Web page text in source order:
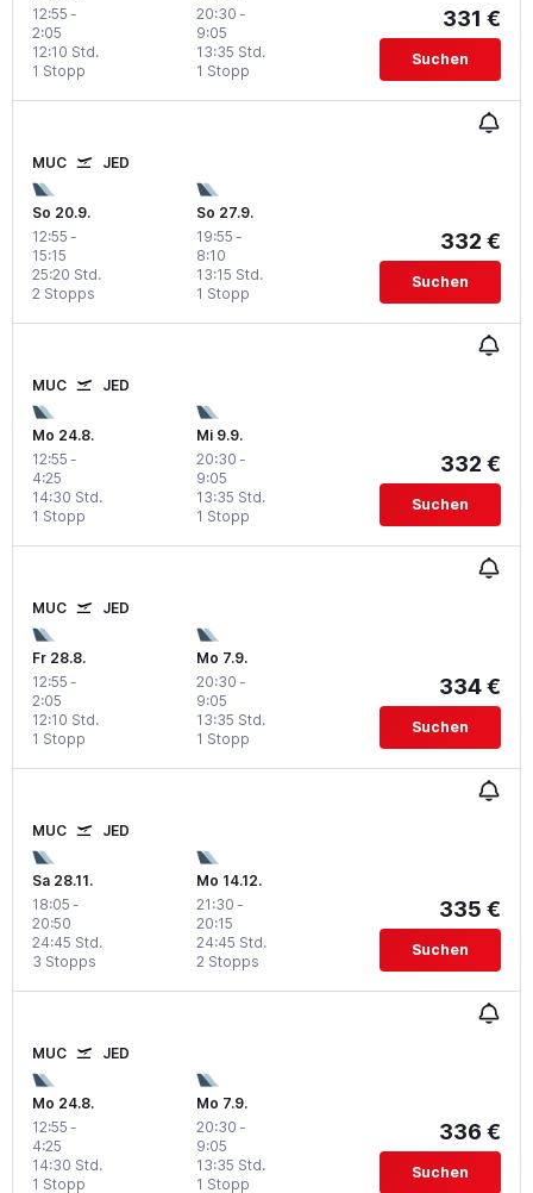
12:55 -
2:05
1 Stopp
12:10 Std.
20:30 -
9:05
1 Stopp
13:35 Std.
331 €
Suchen
MUC JED
So 20.9.
12:55 -
15:15
2 Stopps
25:20 Std.
So 27.9.
19:55 -
8:10
1 Stopp
13:15 Std.
332 €
Suchen
MUC JED
Mo 24.8.
12:55 -
4:25
1 Stopp
14:30 Std.
Mi 9.9.
20:30 -
9:05
1 Stopp
13:35 Std.
332 €
Suchen
MUC JED
Fr 28.8.
12:55 -
2:05
1 Stopp
12:10 Std.
Mo 7.9.
20:30 -
9:05
1 Stopp
13:35 Std.
334 €
Suchen
MUC JED
Sa 28.11.
18:05 -
20:50
3 Stopps
24:45 Std.
Mo 14.12.
21:30 -
20:15
2 Stopps
24:45 Std.
335 €
Suchen
MUC JED
Mo 24.8.
12:55 -
4:25
1 Stopp
14:30 Std.
Mo 7.9.
20:30 -
9:05
1 Stopp
13:35 Std.
336 €
Suchen